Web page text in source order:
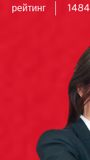
рейтинг 1484